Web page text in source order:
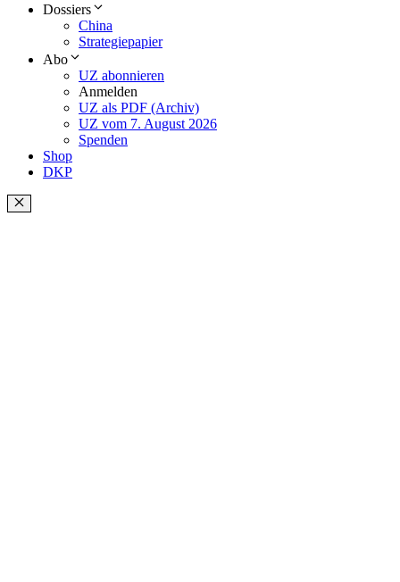
Dossiers
China
Strategiepapier
Abo
UZ abonnieren
Anmelden
UZ als PDF (Archiv)
UZ vom 7. August 2026
Spenden
Shop
DKP
Schließen